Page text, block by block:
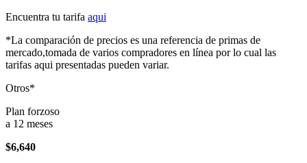
Encuentra tu tarifa aqui
*La comparación de precios es una referencia de primas de
mercado,tomada de varios compradores en línea por lo cual las
tarifas aqui presentadas pueden variar.
Otros*
Plan forzoso
a 12 meses
$6,640